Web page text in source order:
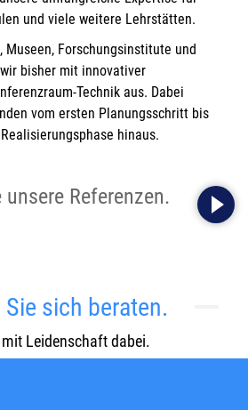
und viele weitere Lehrstätten.
Forschungsinstitute und
bisher mit innovativer
Technik aus. Dabei
vom ersten Planungsschritt bis
hinaus.
unsere Referenzen.
Sie sich beraten.
Leidenschaft dabei.